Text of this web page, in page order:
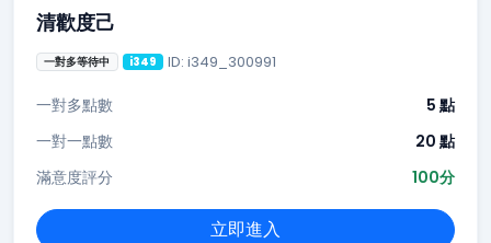
清歡度己
一對多等待中 i349 ID: i349_300991
一對多點數
5 點
一對一點數
20 點
滿意度評分
100分
立即進入